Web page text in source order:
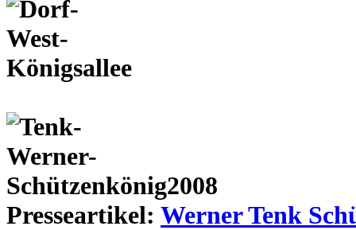
Presseartikel: Werner Tenk